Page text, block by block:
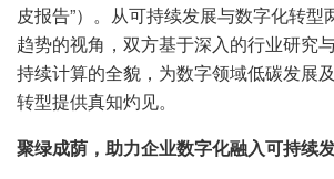
皮报告”）。从可持续发展与数字化转型
趋势的视角，双方基于深入的行业研究
持续计算的全貌，为数字领域低碳发展
转型提供真知灼见。
聚绿成荫，助力企业数字化融入可持续